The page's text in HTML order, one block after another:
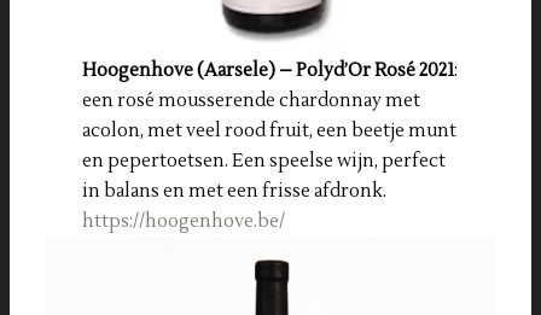
Hoogenhove (Aarsele) – Polyd’Or Rosé 2021:
een rosé mousserende chardonnay met
acolon, met veel rood fruit, een beetje munt
en pepertoetsen. Een speelse wijn, perfect
in balans en met een frisse afdronk.
https://hoogenhove.be/